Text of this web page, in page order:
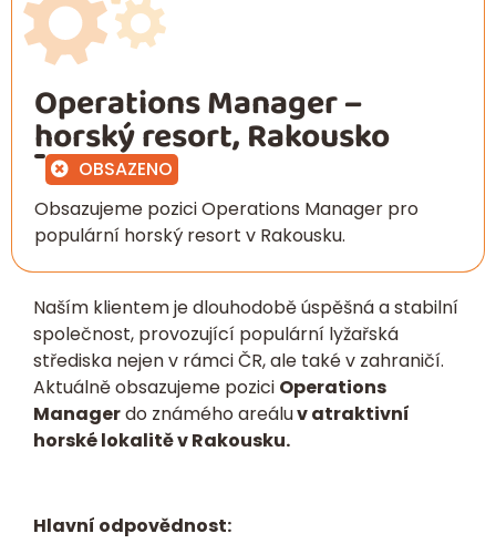
Operations Manager –
horský resort, Rakousko
OBSAZENO
Obsazujeme pozici Operations Manager pro
populární horský resort v Rakousku.
Naším klientem je dlouhodobě úspěšná a stabilní
společnost, provozující populární lyžařská
střediska nejen v rámci ČR, ale také v zahraničí.
Aktuálně obsazujeme pozici Operations
Managerdo známého areáluv atraktivní
horské lokalitě v Rakousku.
Hlavní odpovědnost: